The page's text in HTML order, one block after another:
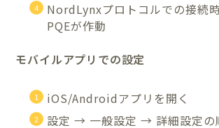
NordLynxプロトコルでの接続
PQEが作動
モバイルアプリでの設定
iOS/Androidアプリを開く
設定 → 一般設定 → 詳細設定の